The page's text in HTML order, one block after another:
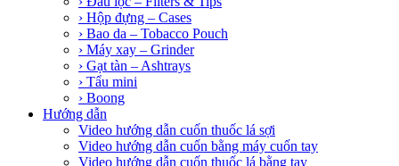
› Hộp đựng – Cases
› Bao da – Tobacco Pouch
› Máy xay – Grinder
› Gạt tàn – Ashtrays
› Tẩu mini
› Boong
Hướng dẫn
Video hướng dẫn cuốn thuốc lá sợi
Video hướng dẫn cuốn bằng máy cuốn tay
Video hướng dẫn cuốn thuốc lá bằng tay